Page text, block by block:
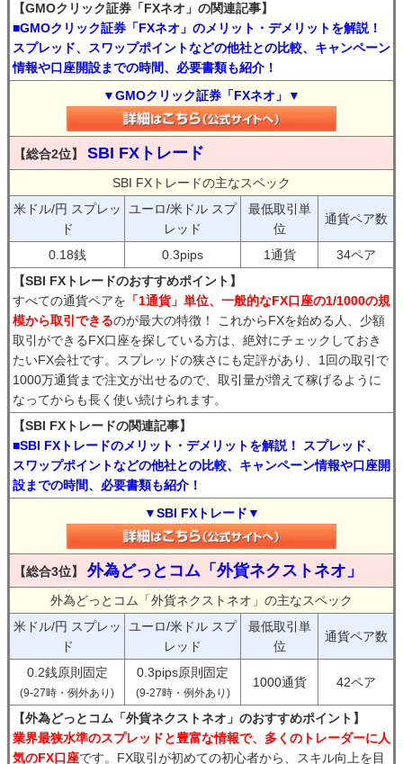
【GMOクリック証券「FXネオ」の関連記事】
■GMOクリック証券「FXネオ」のメリット・デメリットを解説！
スプレッド、スワップポイントなどの他社との比較、キャンペーン
情報や口座開設までの時間、必要書類も紹介！
▼GMOクリック証券「FXネオ」▼
【総合2位】 SBI FXトレード
SBI FXトレードの主なスペック
米ドル/円 スプレッ
ド
ユーロ/米ドル スプ
レッド
最低取引単
位
通貨ペア数
0.18銭 0.3pips 1通貨
34ペア
【SBI FXトレードのおすすめポイント】
すべての通貨ペアを 「1通貨」単位、一般的なFX口座の1/1000の規
模から取引できるのが最大の特徴！ これからFXを始める人、少額
取引ができるFX口座を探している方は、絶対にチェックしておき
たいFX会社です。スプレッドの狭さにも定評があり、1回の取引で
1000万通貨まで注文が出せるので、取引量が増えて稼げるように
なってからも長く使い続けられます。
【SBI FXトレードの関連記事】
■SBI FXトレードのメリット・デメリットを解説！ スプレッド、
スワップポイントなどの他社との比較、キャンペーン情報や口座開
設までの時間、必要書類も紹介！
▼SBI FXトレード▼
【総合3位】 外為どっとコム「外貨ネクストネオ」
外為どっとコム「外貨ネクストネオ」の主なスペック
米ドル/円 スプレッ
ド
ユーロ/米ドル スプ
レッド
最低取引単
位
通貨ペア数
0.2銭原則固定
(9-27時・例外あり)
0.3pips原則固定
(9-27時・例外あり)
1000通貨 42ペア
【外為どっとコム「外貨ネクストネオ」のおすすめポイント】
業界最狭水準のスプレッドと豊富な情報で、多くのトレーダーに人
気のFX口座です。FX取引が初めての初心者から、スキル向上を目